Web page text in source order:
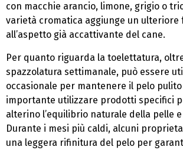
con macchie arancio, limone, grigio o
varietà cromatica aggiunge un ulteriore
all’aspetto già accattivante del cane.
Per quanto riguarda la toelettatura,
spazzolatura settimanale, può essere
occasionale per mantenere il pelo pulito
importante utilizzare prodotti specifici
alterino l’equilibrio naturale della pelle
Durante i mesi più caldi, alcuni
una leggera rifinitura del pelo per